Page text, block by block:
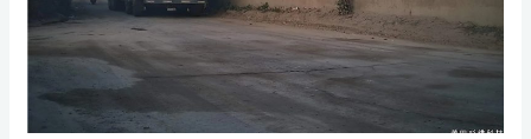
3D
测